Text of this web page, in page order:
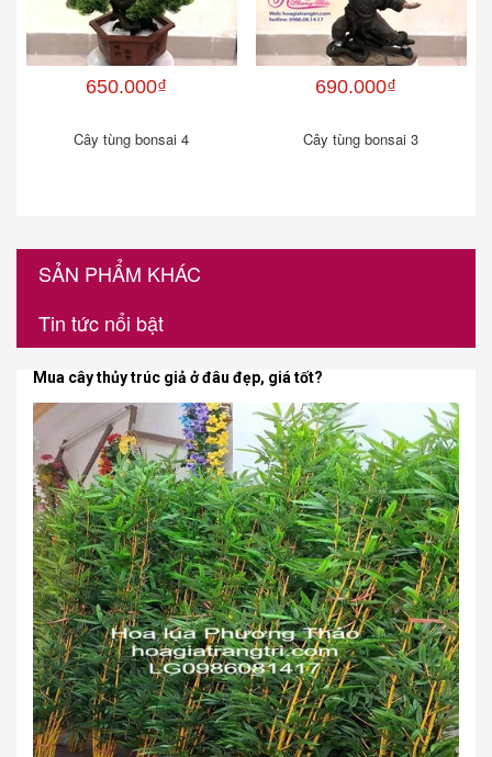
650.000₫
Cây tùng bonsai 4
690.000₫
Cây tùng bonsai 3
SẢN PHẨM KHÁC
Tin tức nổi bật
Mua cây thủy trúc giả ở đâu đẹp, giá tốt?